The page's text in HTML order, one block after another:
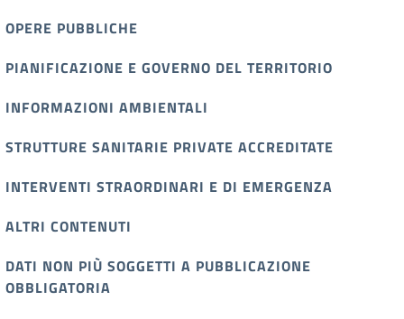
OPERE PUBBLICHE
PIANIFICAZIONE E GOVERNO DEL TERRITORIO
INFORMAZIONI AMBIENTALI
STRUTTURE SANITARIE PRIVATE ACCREDITATE
INTERVENTI STRAORDINARI E DI EMERGENZA
ALTRI CONTENUTI
DATI NON PIÙ SOGGETTI A PUBBLICAZIONE
OBBLIGATORIA